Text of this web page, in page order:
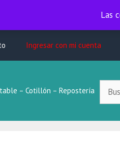
Las
Ingresar con mi cuenta
– Cotillón – Repostería
Local: